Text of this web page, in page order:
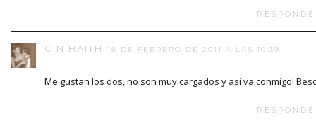
CIN HAITH 18 DE FEBRERO DE 2011 A LAS 10:39
Me gustan los dos, no son muy cargados y asi va conmigo!